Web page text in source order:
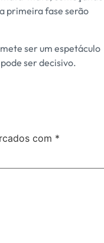
primeira fase serão
ser um espetáculo
ser decisivo.
com *